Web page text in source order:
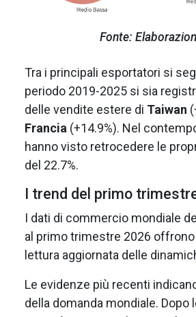
Fonte:
Tra i principali esportatori si
periodo 2019-2025 si sia
delle vendite estere di Taiwan
Francia (+14.9%). Nel
hanno visto retrocedere le
del 22.7%.
I trend del primo
I dati di commercio mondiale
al primo trimestre 2026 offrono
lettura aggiornata delle
Le evidenze più recenti
della domanda mondiale. Dopo